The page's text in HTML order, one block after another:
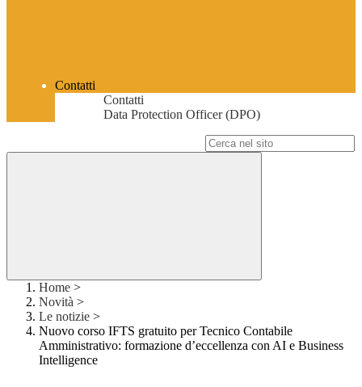
Contatti
Contatti
Data Protection Officer (DPO)
Home >
Novità >
Le notizie >
Nuovo corso IFTS gratuito per Tecnico Contabile
Amministrativo: formazione d’eccellenza con AI e Business
Intelligence